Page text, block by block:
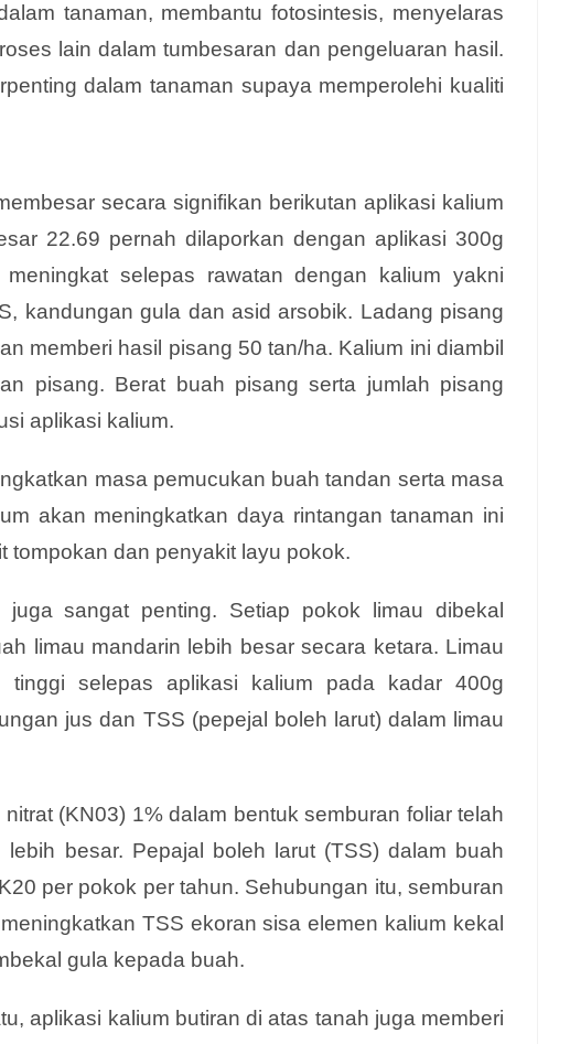
tanaman, membantu fotosintesis, menyelaras
lain dalam tumbesaran dan pengeluaran hasil.
dalam tanaman supaya memperolehi kualiti
secara signifikan berikutan aplikasi kalium
22.69 pernah dilaporkan dengan aplikasi 300g
selepas rawatan dengan kalium yakni
kandungan gula dan asid arsobik. Ladang pisang
memberi hasil pisang 50 tan/ha. Kalium ini diambil
pisang. Berat buah pisang serta jumlah pisang
aplikasi kalium.
masa pemucukan buah tandan serta masa
akan meningkatkan daya rintangan tanaman ini
tompokan dan penyakit layu pokok.
sangat penting. Setiap pokok limau dibekal
limau mandarin lebih besar secara ketara. Limau
selepas aplikasi kalium pada kadar 400g
jus dan TSS (pepejal boleh larut) dalam limau
(KN03) 1% dalam bentuk semburan foliar telah
besar. Pepajal boleh larut (TSS) dalam buah
per pokok per tahun. Sehubungan itu, semburan
TSS ekoran sisa elemen kalium kekal
gula kepada buah.
aplikasi kalium butiran di atas tanah juga memberi